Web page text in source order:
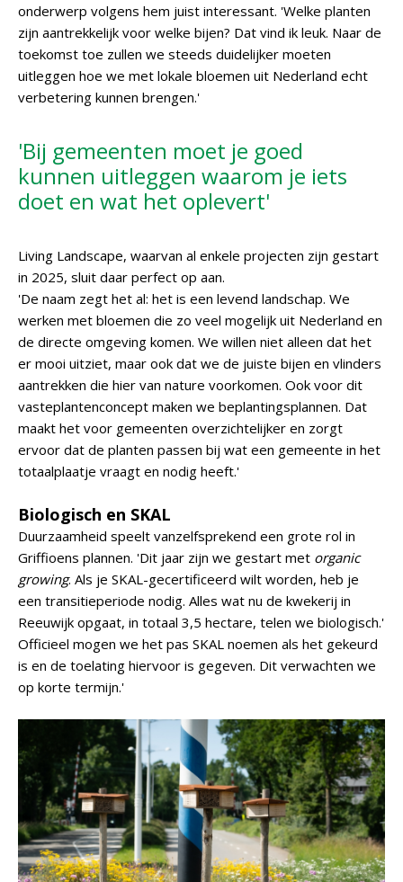
onderwerp volgens hem juist interessant. 'Welke planten
zijn aantrekkelijk voor welke bijen? Dat vind ik leuk. Naar de
toekomst toe zullen we steeds duidelijker moeten
uitleggen hoe we met lokale bloemen uit Nederland echt
verbetering kunnen brengen.'
'Bij gemeenten moet je goed
kunnen uitleggen waarom je iets
doet en wat het oplevert'
Living Landscape, waarvan al enkele projecten zijn gestart
in 2025, sluit daar perfect op aan.
'De naam zegt het al: het is een levend landschap. We
werken met bloemen die zo veel mogelijk uit Nederland en
de directe omgeving komen. We willen niet alleen dat het
er mooi uitziet, maar ook dat we de juiste bijen en vlinders
aantrekken die hier van nature voorkomen. Ook voor dit
vasteplantenconcept maken we beplantingsplannen. Dat
maakt het voor gemeenten overzichtelijker en zorgt
ervoor dat de planten passen bij wat een gemeente in het
totaalplaatje vraagt en nodig heeft.'
Biologisch en SKAL
Duurzaamheid speelt vanzelfsprekend een grote rol in
Griffioens plannen. 'Dit jaar zijn we gestart met organic
growing. Als je SKAL-gecertificeerd wilt worden, heb je
een transitieperiode nodig. Alles wat nu de kwekerij in
Reeuwijk opgaat, in totaal 3,5 hectare, telen we biologisch.'
Officieel mogen we het pas SKAL noemen als het gekeurd
is en de toelating hiervoor is gegeven. Dit verwachten we
op korte termijn.'